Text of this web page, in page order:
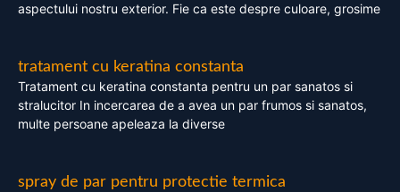
aspectului nostru exterior. Fie ca este despre culoare, grosime
tratament cu keratina constanta
Tratament cu keratina constanta pentru un par sanatos si
stralucitor In incercarea de a avea un par frumos si sanatos,
multe persoane apeleaza la diverse
spray de par pentru protectie termica